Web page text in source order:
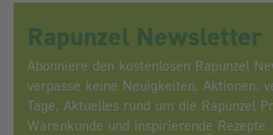
Rapunzel Newsletter
Abonniere den kostenlosen Rapunzel
verpasse keine Neuigkeiten, Aktionen,
Tage, Aktuelles rund um die Rapunzel
Warenkunde und inspirierende Rezepte.